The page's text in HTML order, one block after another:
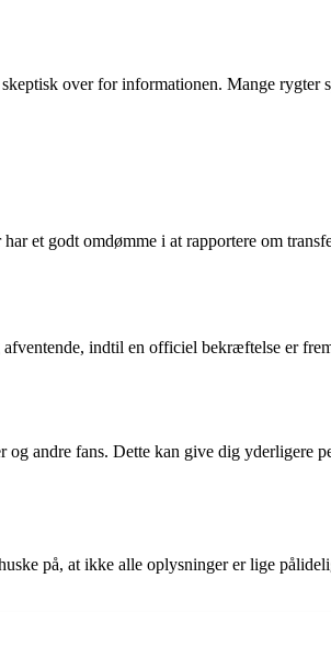
over for informationen. Mange rygter
et godt omdømme i at rapportere om
indtil en officiel bekræftelse er
og andre fans. Dette kan give dig
på, at ikke alle oplysninger er lige